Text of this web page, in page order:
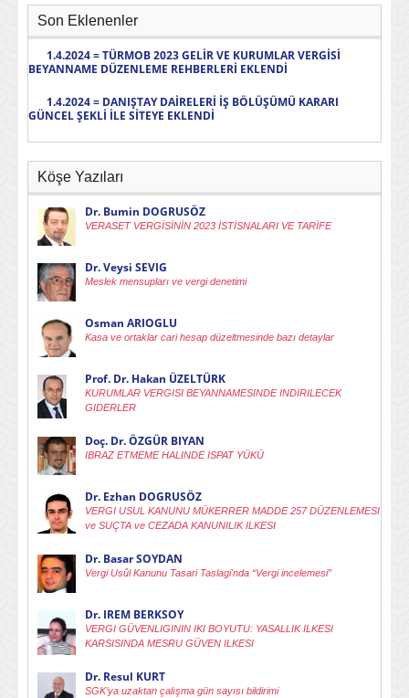
Son Eklenenler
1.4.2024 = TÜRMOB 2023 GELİR VE KURUMLAR VERGİSİ
BEYANNAME DÜZENLEME REHBERLERİ EKLENDİ
1.4.2024 = DANIŞTAY DAİRELERİ İŞ BÖLÜŞÜMÜ KARARI
GÜNCEL ŞEKLİ İLE SİTEYE EKLENDİ
Köşe Yazıları
Dr. Bumin DOGRUSÖZ
VERASET VERGİSİNİN 2023 İSTİSNALARI VE TARİFE
Dr. Veysi SEVIG
Meslek mensupları ve vergi denetimi
Osman ARIOGLU
Kasa ve ortaklar cari hesap düzeltmesinde bazı detaylar
Prof. Dr. Hakan ÜZELTÜRK
KURUMLAR VERGISI BEYANNAMESINDE INDIRILECEK
GIDERLER
Doç. Dr. ÖZGÜR BIYAN
IBRAZ ETMEME HALINDE ISPAT YÜKÜ
Dr. Ezhan DOGRUSÖZ
VERGI USUL KANUNU MÜKERRER MADDE 257 DÜZENLEMESI
ve SUÇTA ve CEZADA KANUNILIK ILKESI
Dr. Basar SOYDAN
Vergi Usûl Kanunu Tasari Taslagi'nda “Vergi incelemesi”
Dr. IREM BERKSOY
VERGI GÜVENLIGININ IKI BOYUTU: YASALLIK ILKESI
KARSISINDA MESRU GÜVEN ILKESI
Dr. Resul KURT
SGK’ya uzaktan çalışma gün sayısı bildirimi